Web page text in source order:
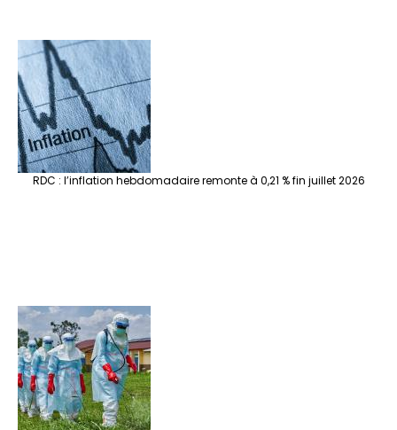
RDC : l’inflation hebdomadaire remonte à 0,21 % fin juillet 2026